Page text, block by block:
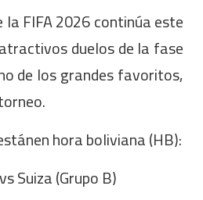
la FIFA 2026 continúa este
duelos de la fase
de los grandes favoritos,
hora boliviana (HB):
Suiza (Grupo B)